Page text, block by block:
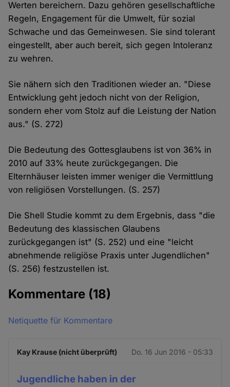
Werten bereichern. Dazu gehören gesellschaftliche
Regeln, Engagement für die Umwelt, für sozial
Schwache und das Gemeinwesen. Sie sind tolerant
eingestellt, aber auch bereit, sich gegen Intoleranz
zu wehren.
Sie nähern sich den Traditionen wieder an. "Diese
Entwicklung geht jedoch nicht von der Religion,
sondern eher vom Stolz auf die Leistung der Nation
aus." (S. 272)
Die Bedeutung des Gottesglaubens ist von 36% in
2010 auf 33% heute zurückgegangen. Die
Elternhäuser leisten immer weniger die Vermittlung
von religiösen Vorstellungen. (S. 257)
Die Shell Studie kommt zu dem Ergebnis, dass "die
Bedeutung des klassischen Glaubens
zurückgegangen ist" (S. 252) und eine "leicht
abnehmende religiöse Praxis unter Jugendlichen"
(S. 256) festzustellen ist.
Kommentare (18)
Netiquette für Kommentare
Kay Krause (nicht überprüft) Do. 16 Jun 2016 - 05:33
Jugendliche haben in der